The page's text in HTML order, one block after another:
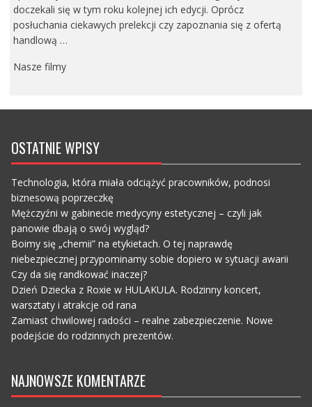
doczekali się w tym roku kolejnej ich edycji. Oprócz
posłuchania ciekawych prelekcji czy zapoznania się z ofertą
handlową …
Nasze filmy
OSTATNIE WPISY
Technologia, która miała odciążyć pracowników, podnosi
biznesową poprzeczkę
Mężczyźni w gabinecie medycyny estetycznej – czyli jak
panowie dbają o swój wygląd?
Boimy się „chemii” na etykietach. O tej naprawdę
niebezpiecznej przypominamy sobie dopiero w sytuacji awarii
Czy da się randkować inaczej?
Dzień Dziecka z Roxie w HULAKULA. Rodzinny koncert,
warsztaty i atrakcje od rana
Zamiast chwilowej radości – realne zabezpieczenie. Nowe
podejście do rodzinnych prezentów.
NAJNOWSZE KOMENTARZE